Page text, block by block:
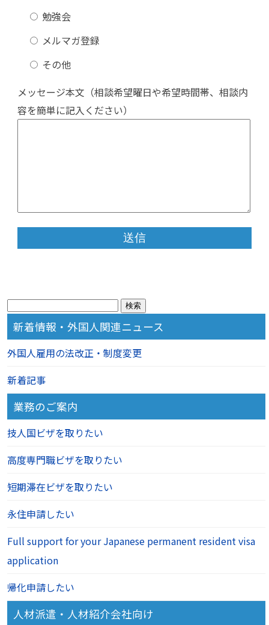
勉強会
メルマガ登録
その他
メッセージ本文（相談希望曜日や希望時間帯、相談内
容を簡単に記入ください）
検
索:
新着情報・外国人関連ニュース
外国人雇用の法改正・制度変更
新着記事
業務のご案内
技人国ビザを取りたい
高度専門職ビザを取りたい
短期滞在ビザを取りたい
永住申請したい
Full support for your Japanese permanent resident visa
application
帰化申請したい
人材派遣・人材紹介会社向け